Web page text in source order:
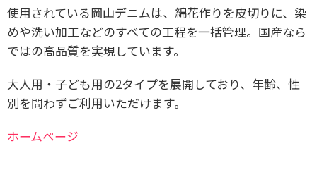
使用されている岡山デニムは、綿花作りを皮切りに、染
めや洗い加工などのすべての工程を一括管理。国産なら
ではの高品質を実現しています。
大人用・子ども用の2タイプを展開しており、年齢、性
別を問わずご利用いただけます。
ホームページ